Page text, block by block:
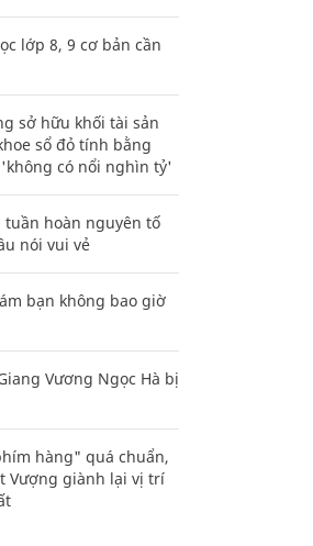
lớp 8, 9 cơ bản cần
sở hữu khối tài sản
sổ đỏ tính bằng
có nổi nghìn tỷ'
tuần hoàn nguyên tố
nói vui vẻ
bạn không bao giờ
Vương Ngọc Hà bị
hàng" quá chuẩn,
Vượng giành lại vị trí